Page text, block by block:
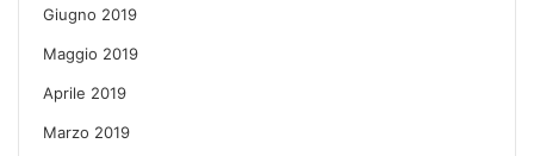
Giugno 2019
Maggio 2019
Aprile 2019
Marzo 2019